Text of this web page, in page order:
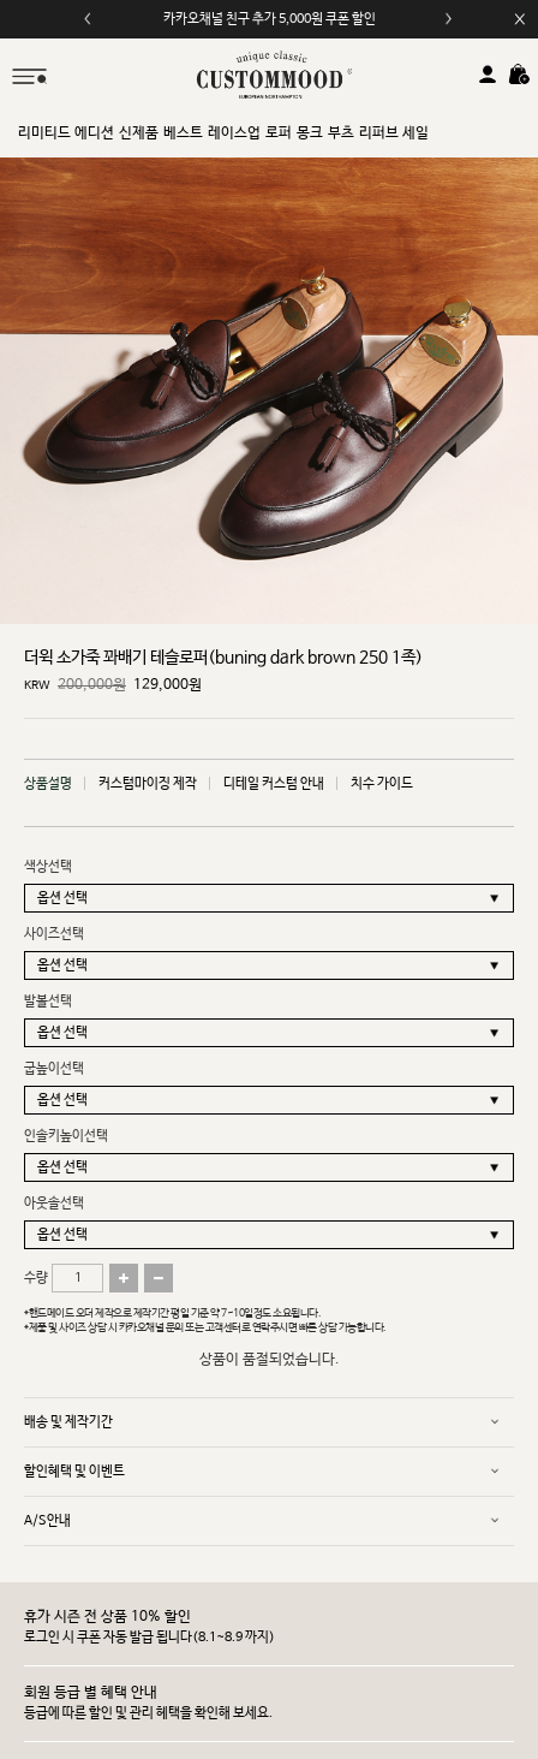
카카오채널 친구 추가 5,000원 쿠폰 할인
모바일 앱 자동 2,000원 할인
리미티드 에디션 신제품 베스트 레이스업 로퍼 몽크 부츠 리퍼브 세일
더윅 소가죽 꽈배기 테슬로퍼(buning dark brown 250 1족)
KRW 200,000원 129,000원
상품설명 커스텀마이징 제작 디테일 커스텀 안내 치수 가이드
색상선택
사이즈선택
발볼선택
굽높이선택
인솔키높이선택
아웃솔선택
수량
*핸드메이드 오더 제작으로 제작기간 평일 기준 약 7~10일정도 소요됩니다.
*제품 및 사이즈 상담 시 카카오채널 문의 또는 고객센터로 연락주시면 빠른 상담 가능합니다.
상품이 품절되었습니다.
배송 및 제작기간
할인혜택 및 이벤트
A/S안내
휴가 시즌 전 상품 10% 할인
로그인 시 쿠폰 자동 발급 됩니다(8.1~8.9 까지)
회원 등급 별 혜택 안내
등급에 따른 할인 및 관리 헤택을 확인해 보세요.